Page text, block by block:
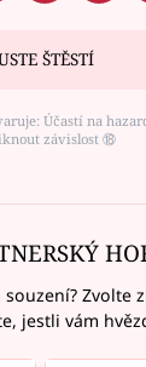
ŠTĚSTÍ
Účastí na
závislost ⑱
souzení? Zvolte
jestli vám